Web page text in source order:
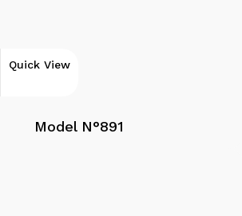
Quick View
Model N°891